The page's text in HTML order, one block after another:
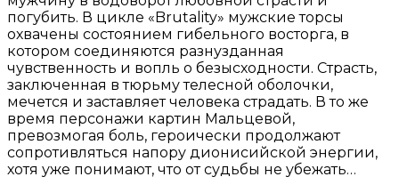
погубить. В цикле «Brutality» мужские торсы
охвачены состоянием гибельного восторга, в
котором соединяются разнузданная
чувственность и вопль о безысходности. Страсть,
заключенная в тюрьму телесной оболочки,
мечется и заставляет человека страдать. В то же
время персонажи картин Мальцевой,
превозмогая боль, героически продолжают
сопротивляться напору дионисийской энергии,
хотя уже понимают, что от судьбы не убежать…